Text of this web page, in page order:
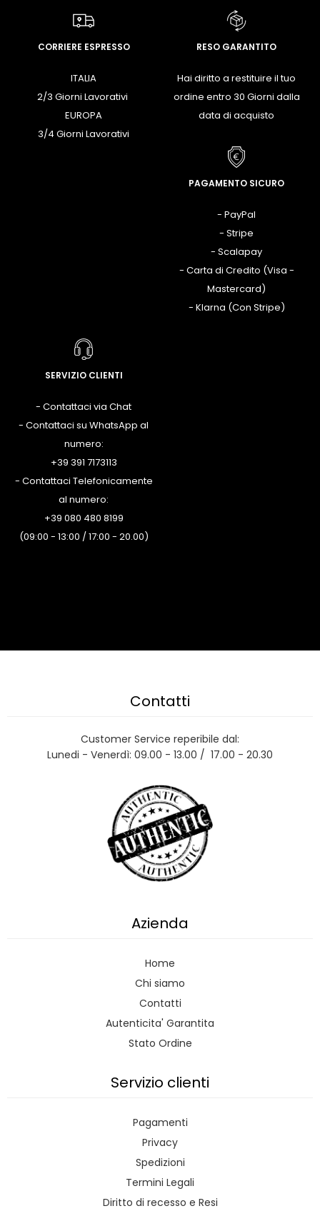
CORRIERE ESPRESSO
ITALIA
2/3 Giorni Lavorativi
EUROPA
3/4 Giorni Lavorativi
RESO GARANTITO
Hai diritto a restituire il tuo
ordine entro 30 Giorni dalla
data di acquisto
PAGAMENTO SICURO
- PayPal
- Stripe
- Scalapay
- Carta di Credito (Visa -
Mastercard)
- Klarna (Con Stripe)
SERVIZIO CLIENTI
- Contattaci via Chat
- Contattaci su WhatsApp al
numero:
+39 391 7173113
- Contattaci Telefonicamente
al numero:
+39 080 480 8199
(09:00 - 13:00 / 17:00 - 20.00)
Contatti
Customer Service reperibile dal:
Lunedi - Venerdì: 09.00 - 13.00 / 17.00 - 20.30
Azienda
Home
Chi siamo
Contatti
Autenticita' Garantita
Stato Ordine
Servizio clienti
Pagamenti
Privacy
Spedizioni
Termini Legali
Diritto di recesso e Resi